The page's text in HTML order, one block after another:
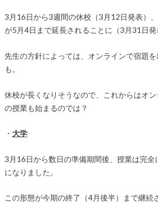
3月16日から3週間の休校（3月12日発表）
が5月4日まで延長されることに（3月31日発
先生の方針によっては、オンラインで宿題
も。
休校が長くなりそうなので、これからはオ
の授業も始まるのでは？
・ 大学
3月16日から数日の準備期間後、授業は完全
になりました。
この形態が今期の終了（4月後半）まで継続